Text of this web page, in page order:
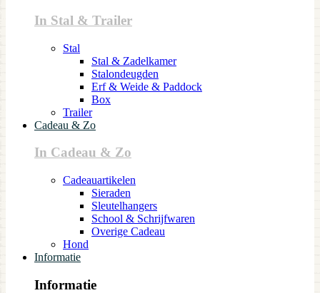
In Stal & Trailer
Stal
Stal & Zadelkamer
Stalondeugden
Erf & Weide & Paddock
Box
Trailer
Cadeau & Zo
In Cadeau & Zo
Cadeauartikelen
Sieraden
Sleutelhangers
School & Schrijfwaren
Overige Cadeau
Hond
Informatie
Informatie